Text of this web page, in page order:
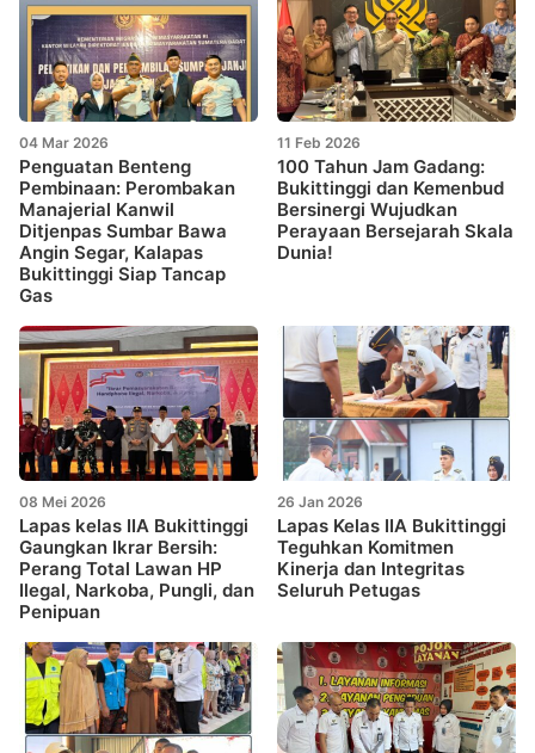
04 Mar 2026
Penguatan Benteng
Pembinaan: Perombakan
Manajerial Kanwil
Ditjenpas Sumbar Bawa
Angin Segar, Kalapas
Bukittinggi Siap Tancap
Gas
11 Feb 2026
100 Tahun Jam Gadang:
Bukittinggi dan Kemenbud
Bersinergi Wujudkan
Perayaan Bersejarah Skala
Dunia!
08 Mei 2026
Lapas kelas IIA Bukittinggi
Gaungkan Ikrar Bersih:
Perang Total Lawan HP
Ilegal, Narkoba, Pungli, dan
Penipuan
26 Jan 2026
Lapas Kelas IIA Bukittinggi
Teguhkan Komitmen
Kinerja dan Integritas
Seluruh Petugas